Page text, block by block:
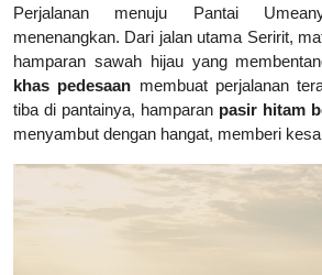
Perjalanan menuju Pantai
menenangkan. Dari jalan utama Seririt,
hamparan sawah hijau yang
khas pedesaan membuat perjalanan
tiba di pantainya, hamparan pasir hitam
menyambut dengan hangat, memberi